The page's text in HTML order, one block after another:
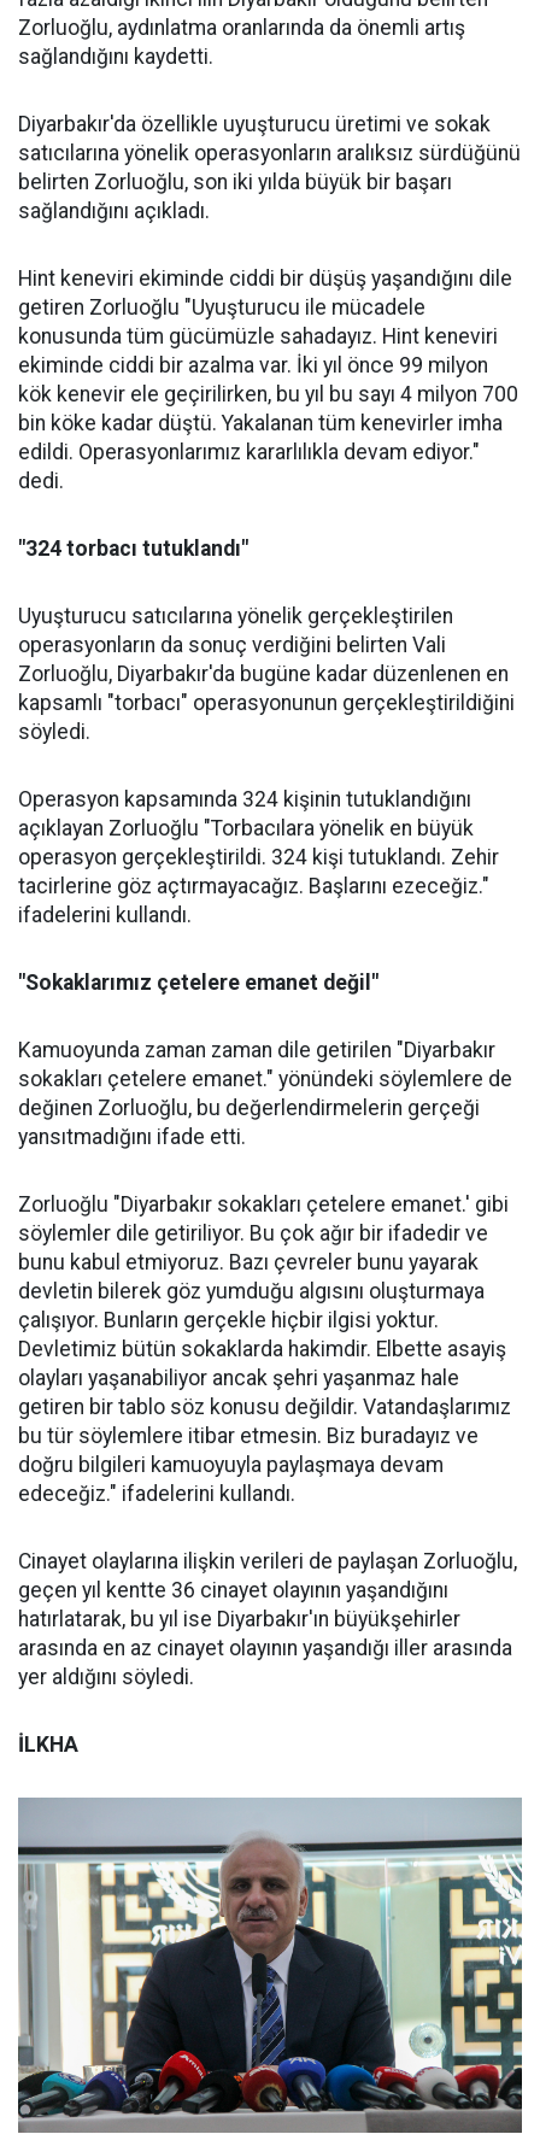
Zorluoğlu, aydınlatma oranlarında da önemli artış
sağlandığını kaydetti.
Diyarbakır'da özellikle uyuşturucu üretimi ve sokak
satıcılarına yönelik operasyonların aralıksız sürdüğünü
belirten Zorluoğlu, son iki yılda büyük bir başarı
sağlandığını açıkladı.
Hint keneviri ekiminde ciddi bir düşüş yaşandığını dile
getiren Zorluoğlu "Uyuşturucu ile mücadele
konusunda tüm gücümüzle sahadayız. Hint keneviri
ekiminde ciddi bir azalma var. İki yıl önce 99 milyon
kök kenevir ele geçirilirken, bu yıl bu sayı 4 milyon 700
bin köke kadar düştü. Yakalanan tüm kenevirler imha
edildi. Operasyonlarımız kararlılıkla devam ediyor."
dedi.
"324 torbacı tutuklandı"
Uyuşturucu satıcılarına yönelik gerçekleştirilen
operasyonların da sonuç verdiğini belirten Vali
Zorluoğlu, Diyarbakır'da bugüne kadar düzenlenen en
kapsamlı "torbacı" operasyonunun gerçekleştirildiğini
söyledi.
Operasyon kapsamında 324 kişinin tutuklandığını
açıklayan Zorluoğlu "Torbacılara yönelik en büyük
operasyon gerçekleştirildi. 324 kişi tutuklandı. Zehir
tacirlerine göz açtırmayacağız. Başlarını ezeceğiz."
ifadelerini kullandı.
"Sokaklarımız çetelere emanet değil"
Kamuoyunda zaman zaman dile getirilen "Diyarbakır
sokakları çetelere emanet." yönündeki söylemlere de
değinen Zorluoğlu, bu değerlendirmelerin gerçeği
yansıtmadığını ifade etti.
Zorluoğlu "Diyarbakır sokakları çetelere emanet.' gibi
söylemler dile getiriliyor. Bu çok ağır bir ifadedir ve
bunu kabul etmiyoruz. Bazı çevreler bunu yayarak
devletin bilerek göz yumduğu algısını oluşturmaya
çalışıyor. Bunların gerçekle hiçbir ilgisi yoktur.
Devletimiz bütün sokaklarda hakimdir. Elbette asayiş
olayları yaşanabiliyor ancak şehri yaşanmaz hale
getiren bir tablo söz konusu değildir. Vatandaşlarımız
bu tür söylemlere itibar etmesin. Biz buradayız ve
doğru bilgileri kamuoyuyla paylaşmaya devam
edeceğiz." ifadelerini kullandı.
Cinayet olaylarına ilişkin verileri de paylaşan Zorluoğlu,
geçen yıl kentte 36 cinayet olayının yaşandığını
hatırlatarak, bu yıl ise Diyarbakır'ın büyükşehirler
arasında en az cinayet olayının yaşandığı iller arasında
yer aldığını söyledi.
İLKHA